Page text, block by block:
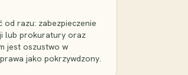
od razu: zabezpieczenie
lub prokuratury oraz
jest oszustwo w
jako pokrzywdzony.